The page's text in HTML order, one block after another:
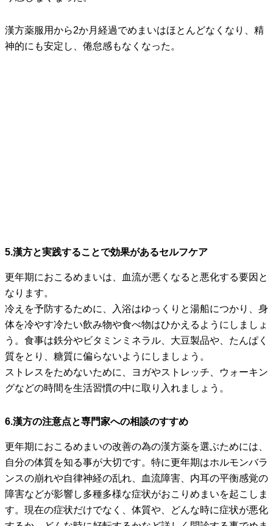
漢方薬服用から2か月経過でめまいはほとんどなくなり、精
神的にも安定し、倦怠感もなくなった。
5.漢方と実践することで効果があるセルフケア
更年期におこるめまいは、血流が悪くなると悪化する要因と
なります。
冷えを予防するために、入浴はゆっくりと湯船につかり、身
体を冷やす冷たい飲み物や食べ物はひかえるようにしましょ
う。食事は鉄分やビタミンミネラル、大豆製品や、たんぱく
質をとり、糖質に偏らないようにしましょう。
ストレスをためないために、ヨガやストレッチ、ウォーキン
グなどの時間を生活習慣の中に取り入れましょう。
6.漢方の注意点と専門家への相談のすすめ
更年期におこるめまいの改善の為の漢方薬を選ぶためには、
自分の体質を知る事が大切です。特に更年期はホルモンバラ
ンスの崩れや自律神経の乱れ、血流障害、内耳の平衡感覚の
障害などが影響し多種多様な症状がおこりめまいを起こしま
す。現在の症状だけでなく、体質や、どんな時に症状が悪化